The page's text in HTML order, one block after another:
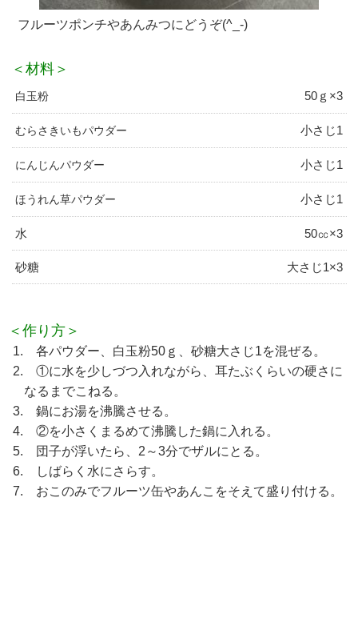
フルーツポンチやあんみつにどうぞ(^_-)
＜材料＞
白玉粉 50ｇ×3
むらさきいもパウダー 小さじ1
にんじんパウダー 小さじ1
ほうれん草パウダー 小さじ1
水 50㏄×3
砂糖 大さじ1×3
＜作り方＞
1. 各パウダー、白玉粉50ｇ、砂糖大さじ1を混ぜる。
2. ①に水を少しづつ入れながら、耳たぶくらいの硬さに
なるまでこねる。
3. 鍋にお湯を沸騰させる。
4. ②を小さくまるめて沸騰した鍋に入れる。
5. 団子が浮いたら、2～3分でザルにとる。
6. しばらく水にさらす。
7. おこのみでフルーツ缶やあんこをそえて盛り付ける。